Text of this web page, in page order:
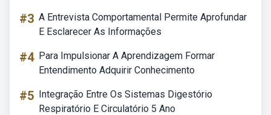
#3 A Entrevista Comportamental Permite Aprofundar
E Esclarecer As Informações
#4 Para Impulsionar A Aprendizagem Formar
Entendimento Adquirir Conhecimento
#5 Integração Entre Os Sistemas Digestório
Respiratório E Circulatório 5 Ano